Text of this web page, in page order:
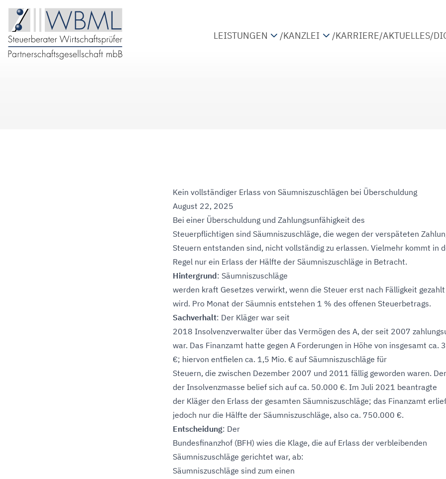
LEISTUNGEN
/KANZLEI
/KARRIERE/AKTUELLES/
Kein vollständiger Erlass von Säumniszuschlägen bei Überschuldung
August 22, 2025
Bei einer Überschuldung und Zahlungsunfähigkeit des
Steuerpflichtigen sind Säumniszuschläge, die wegen der verspäteten
Steuern entstanden sind, nicht vollständig zu erlassen. Vielmehr kommt in
Regel nur ein Erlass der Hälfte der Säumniszuschläge in Betracht.
Hintergrund: Säumniszuschläge
werden kraft Gesetzes verwirkt, wenn die Steuer erst nach Fälligkeit gezahlt
wird. Pro Monat der Säumnis entstehen 1 % des offenen Steuerbetrags.
Sachverhalt: Der Kläger war seit
2018 Insolvenzverwalter über das Vermögen des A, der seit 2007
war. Das Finanzamt hatte gegen A Forderungen in Höhe von insgesamt ca.
€; hiervon entfielen ca. 1,5 Mio. € auf Säumniszuschläge für
Steuern, die zwischen Dezember 2007 und 2011 fällig geworden waren.
der Insolvenzmasse belief sich auf ca. 50.000 €. Im Juli 2021 beantragte
der Kläger den Erlass der gesamten Säumniszuschläge; das Finanzamt
jedoch nur die Hälfte der Säumniszuschläge, also ca. 750.000 €.
Entscheidung: Der
Bundesfinanzhof (BFH) wies die Klage, die auf Erlass der verbleibenden
Säumniszuschläge gerichtet war, ab:
Säumniszuschläge sind zum einen